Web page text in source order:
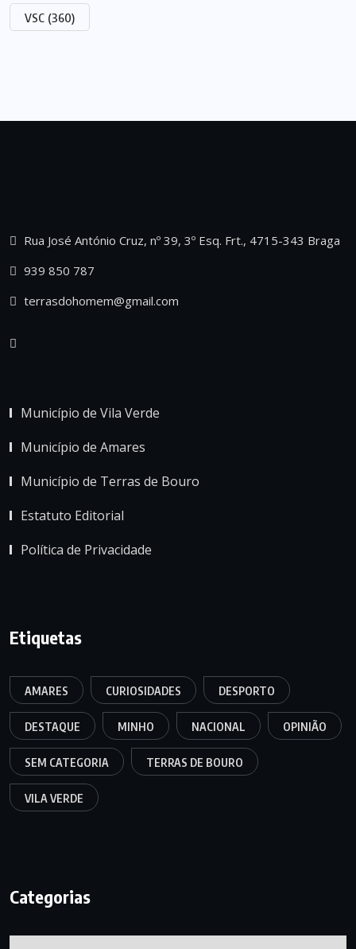
VSC (360)
Rua José António Cruz, nº 39, 3º Esq. Frt., 4715-343 Braga
939 850 787
terrasdohomem@gmail.com
Município de Vila Verde
Município de Amares
Município de Terras de Bouro
Estatuto Editorial
Política de Privacidade
Etiquetas
AMARES CURIOSIDADES DESPORTO
DESTAQUE MINHO NACIONAL OPINIÃO
SEM CATEGORIA TERRAS DE BOURO
VILA VERDE
Categorias